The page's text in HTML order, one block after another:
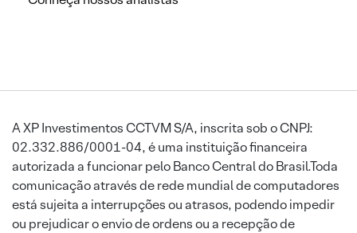
A XP Investimentos CCTVM S/A, inscrita sob o CNPJ:
02.332.886/0001-04, é uma instituição financeira
autorizada a funcionar pelo Banco Central do Brasil.Toda
comunicação através de rede mundial de computadores
está sujeita a interrupções ou atrasos, podendo impedir
ou prejudicar o envio de ordens ou a recepção de